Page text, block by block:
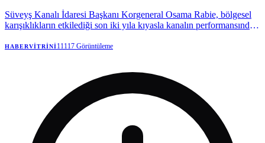
Süveyş Kanalı İdaresi Başkanı Korgeneral Osama Rabie, bölgesel
karışıklıkların etkilediği son iki yıla kıyasla kanalın performansında
HABERVITRINI11117 Görüntüleme